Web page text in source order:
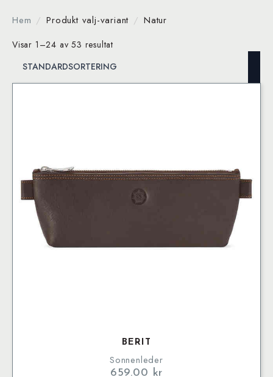
Hem Produkt valj-variant Natur
Visar 1–24 av 53 resultat
BERIT
Sonnenleder
659.00 kr